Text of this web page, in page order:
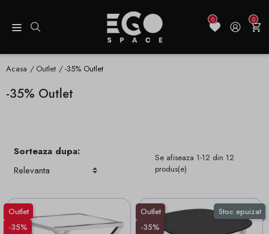
0 0
Acasa Outlet -35% Outlet
-35% Outlet
Sorteaza dupa:
Se afiseaza 1-12 din 12
produs(e)
Outlet
-35%
Stoc epuizat
Outlet
-35%